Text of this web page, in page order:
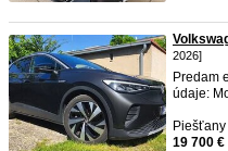
2026]
Predam
údaje:
19 700 €